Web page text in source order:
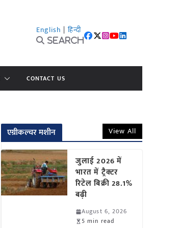
English | हिन्दी
Search
CONTACT US
एग्रीकल्चर मशीन View All
जुलाई 2026 में
भारत में ट्रैक्टर
रिटेल बिक्री 28.1%
बढ़ी
August 6, 2026
5 min read